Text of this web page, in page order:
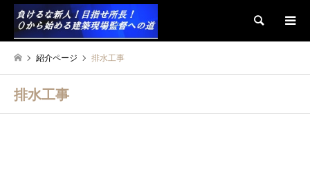
検索
紹介ページ 排水工事
排水工事